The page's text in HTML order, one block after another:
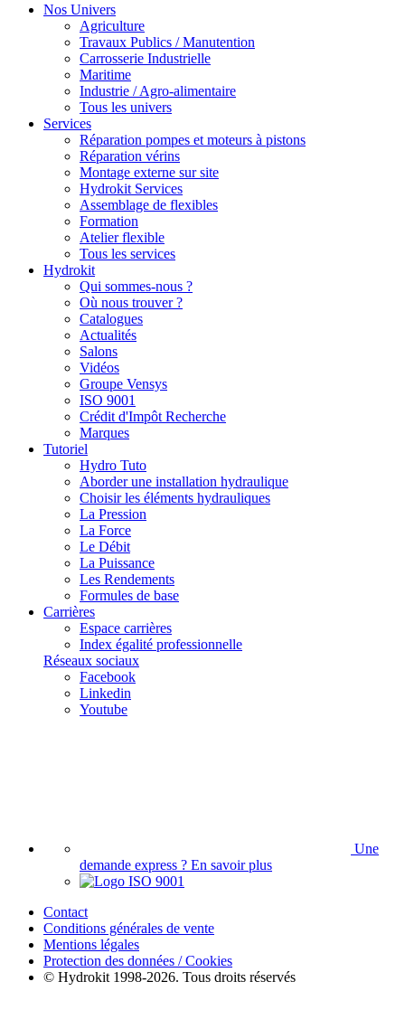
Nos Univers
Agriculture
Travaux Publics / Manutention
Carrosserie Industrielle
Maritime
Industrie / Agro-alimentaire
Tous les univers
Services
Réparation pompes et moteurs à pistons
Réparation vérins
Montage externe sur site
Hydrokit Services
Assemblage de flexibles
Formation
Atelier flexible
Tous les services
Hydrokit
Qui sommes-nous ?
Où nous trouver ?
Catalogues
Actualités
Salons
Vidéos
Groupe Vensys
ISO 9001
Crédit d'Impôt Recherche
Marques
Tutoriel
Hydro Tuto
Aborder une installation hydraulique
Choisir les éléments hydrauliques
La Pression
La Force
Le Débit
La Puissance
Les Rendements
Formules de base
Carrières
Espace carrières
Index égalité professionnelle
Réseaux sociaux
Facebook
Linkedin
Youtube
Une
demande express ? En savoir plus
Contact
Conditions générales de vente
Mentions légales
Protection des données / Cookies
© Hydrokit 1998-2026. Tous droits réservés